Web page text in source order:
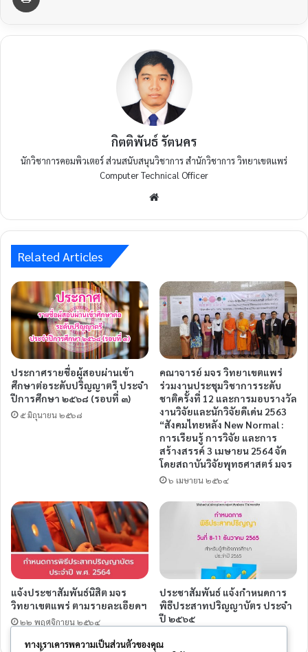
กิตติพันธ์ รัตนคร
นักวิชาการคอมพิวเตอร์ ส่วนสนับสนุนวิชาการ สำนักวิชาการ วิทยาเขตแพร่
Computer Technical Officer
Related Articles
ประกาศรายชื่อผู้สอบผ่านเข้า
ศึกษาต่อระดับปริญญาตรี ประจำ
ปีการศึกษา ๒๕๖๘ (รอบที่ ๓)
๕ มิถุนายน ๒๕๖๘
คณาจารย์ มจร วิทยาเขตแพร่
ร่วมงานประชุมวิชาการระดับ
ชาติครั้งที่ 12 และการมอบรางวัล
งานวิจัยและนักวิจัยดีเด่น 2563
“สังคมไทยหลัง New Normal :
การเรียนรู้ การวิจัย และการ
สร้างสรรค์ 3 เมษายน 2564 จัด
โดยสถาบันวิจัยพุทธศาสตร์ มจร
๖ เมษายน ๒๕๖๔
แจ้งประชาสัมพันธ์นิสิต มจร
วิทยาเขตแพร่ ตามรายละเอียดฯ
๒๒ พฤศจิกายน ๒๕๖๔
ประชาสัมพันธ์ แจ้งกำหนดการ
พิธีประสาทปริญญาบัตร ประจำ
ปี ๒๕๖๕
ทางเราเคารพความเป็นส่วนตัวของคุณ